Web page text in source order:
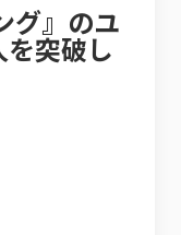
グ』のユ
突破し